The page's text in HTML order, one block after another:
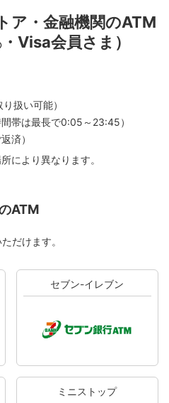
ア・金融機関のATM
・Visa会員さま）
扱い可能）
帯は最長で0:05～23:45）
済）
により異なります。
ATM
だけます。
セブン-イレブン
ミニストップ